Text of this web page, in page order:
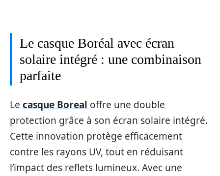
Le casque Boréal avec écran
solaire intégré : une combinaison
parfaite
Le casque Boreal offre une double
protection grâce à son écran solaire intégré.
Cette innovation protège efficacement
contre les rayons UV, tout en réduisant
l’impact des reflets lumineux. Avec une